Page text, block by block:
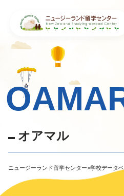
オアマル
ニュージーランド留学センター>学校データ